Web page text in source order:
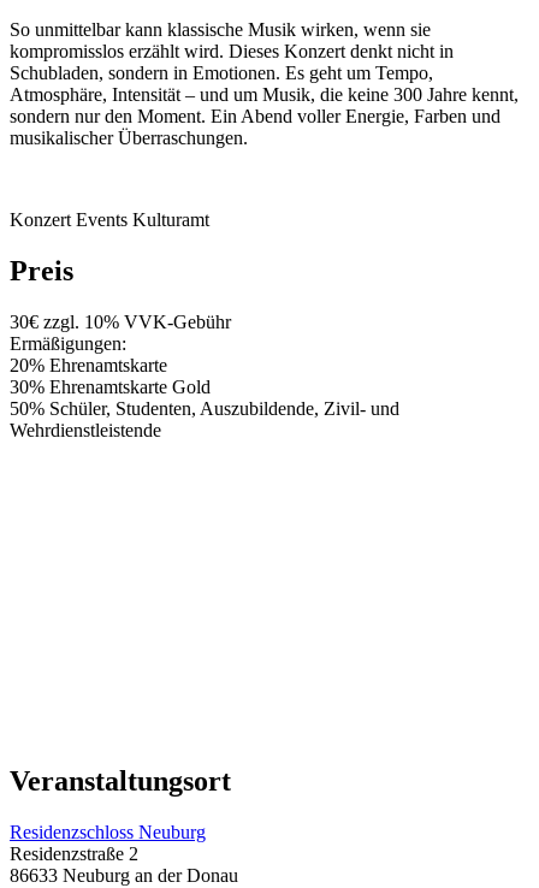
So unmittelbar kann klassische Musik wirken, wenn sie
kompromisslos erzählt wird. Dieses Konzert denkt nicht in
Schubladen, sondern in Emotionen. Es geht um Tempo,
Atmosphäre, Intensität – und um Musik, die keine 300 Jahre kennt,
sondern nur den Moment. Ein Abend voller Energie, Farben und
musikalischer Überraschungen.
Konzert Events Kulturamt
Preis
30€ zzgl. 10% VVK-Gebühr
Ermäßigungen:
20% Ehrenamtskarte
30% Ehrenamtskarte Gold
50% Schüler, Studenten, Auszubildende, Zivil- und
Wehrdienstleistende
Veranstaltungsort
Residenzschloss Neuburg
Residenzstraße 2
86633 Neuburg an der Donau